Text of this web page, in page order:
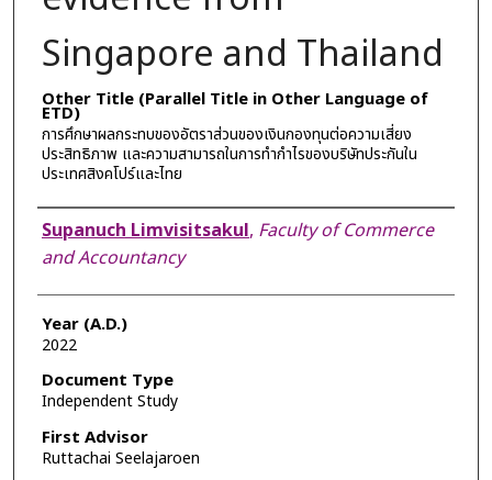
Singapore and Thailand
Other Title (Parallel Title in Other Language of
ETD)
การศึกษาผลกระทบของอัตราส่วนของเงินกองทุนต่อความเสี่ยง
ประสิทธิภาพ และความสามารถในการทำกำไรของบริษัทประกันใน
ประเทศสิงคโปร์และไทย
Author
Supanuch Limvisitsakul, Faculty of Commerce
and Accountancy
Year (A.D.)
2022
Document Type
Independent Study
First Advisor
Ruttachai Seelajaroen